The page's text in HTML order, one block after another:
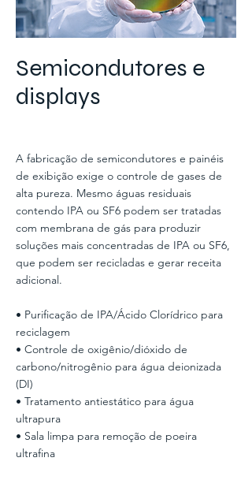
Semicondutores e
displays
A fabricação de semicondutores e painéis
de exibição exige o controle de gases de
alta pureza. Mesmo águas residuais
contendo IPA ou SF6 podem ser tratadas
com membrana de gás para produzir
soluções mais concentradas de IPA ou SF6,
que podem ser recicladas e gerar receita
adicional.
• Purificação de IPA/Ácido Clorídrico para
reciclagem
• Controle de oxigênio/dióxido de
carbono/nitrogênio para água deionizada
(DI)
• Tratamento antiestático para água
ultrapura
• Sala limpa para remoção de poeira
ultrafina